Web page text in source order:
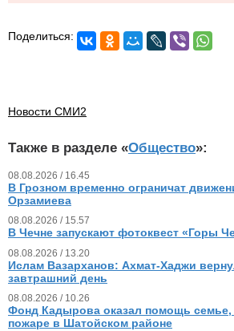
Поделиться:
Новости СМИ2
Также в разделе «Общество»:
08.08.2026 / 16.45
В Грозном временно ограничат
Орзамиева
08.08.2026 / 15.57
В Чечне запускают фотоквест «Горы
08.08.2026 / 13.20
Ислам Вазарханов: Ахмат-Хаджи
завтрашний день
08.08.2026 / 10.26
Фонд Кадырова оказал помощь семье,
пожаре в Шатойском районе